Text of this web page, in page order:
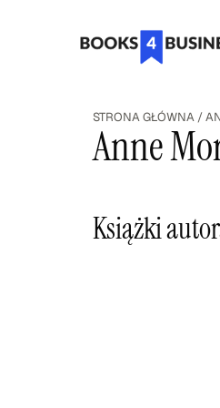
STRONA GŁÓWNA /
Anne
Książki